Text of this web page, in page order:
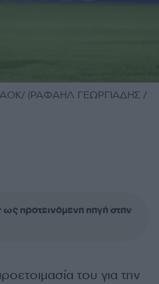
(ΡΑΦΑΗΛ ΓΕΩΡΓΙΑΔΗΣ /
προτεινόμενη πηγή στην
του για την